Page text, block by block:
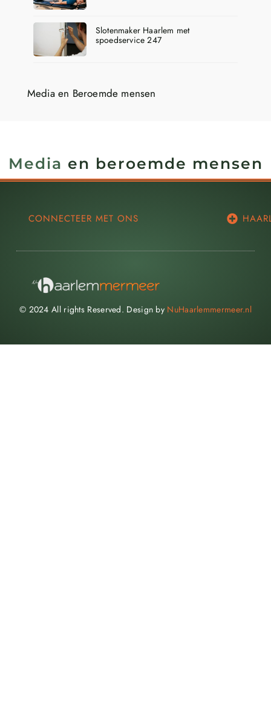
Slotenmaker Haarlem met
spoedservice 247
Media en Beroemde mensen
Media en beroemde mensen
CONNECTEER MET ONS
© 2024 All rights Reserved. Design by NuHaarlemmermeer.nl